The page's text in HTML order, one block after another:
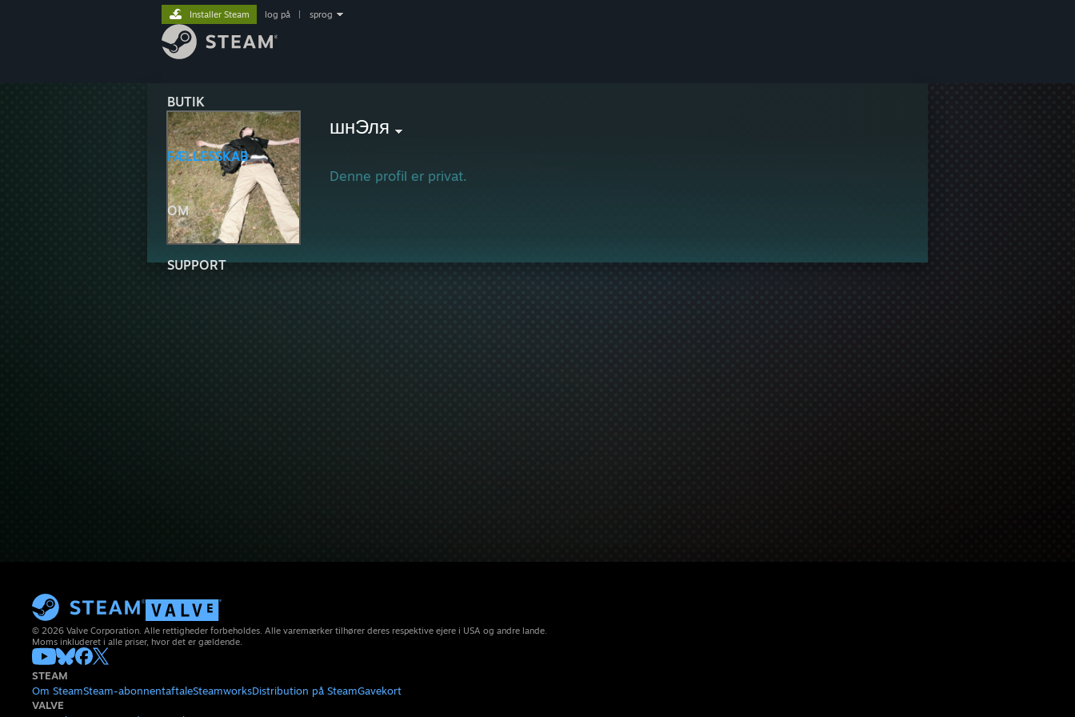
BUTIK
FÆLLESSKAB
OM
SUPPORT
Installer Steam log på sprog
шнЭля
Denne profil er privat.
© 2026 Valve Corporation. Alle rettigheder forbeholdes. Alle varemærker tilhører deres respektive ejere i USA og andre lande.
Moms inkluderet i alle priser, hvor det er gældende.
STEAM
Om SteamSteam-abonnentaftaleSteamworksDistribution på SteamGavekort
VALVE